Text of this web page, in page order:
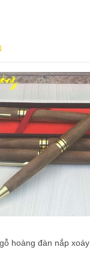
hoàng đàn nắp xoáy